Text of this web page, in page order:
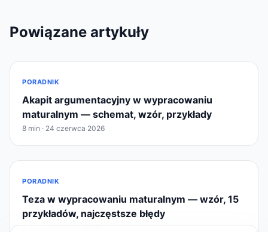
Powiązane artykuły
PORADNIK
Akapit argumentacyjny w wypracowaniu
maturalnym — schemat, wzór, przykłady
8 min · 24 czerwca 2026
PORADNIK
Teza w wypracowaniu maturalnym — wzór, 15
przykładów, najczęstsze błędy
9 min · 9 czerwca 2026